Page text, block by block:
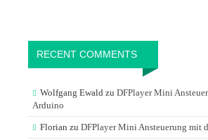
RECENT COMMENTS
Wolfgang Ewald zu DFPlayer Mini
Arduino
Florian zu DFPlayer Mini Ansteuerung mit